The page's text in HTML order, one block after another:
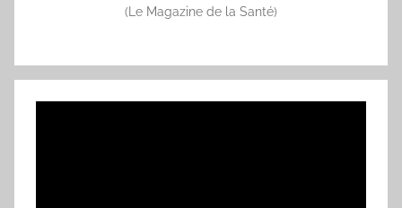
(Le Magazine de la Santé)